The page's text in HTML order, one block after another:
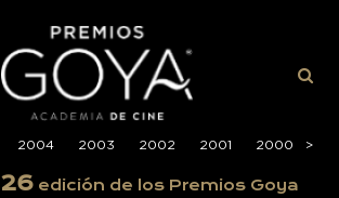
2004 2003 2002 2001 2000 >
>
26 edición de los Premios Goya